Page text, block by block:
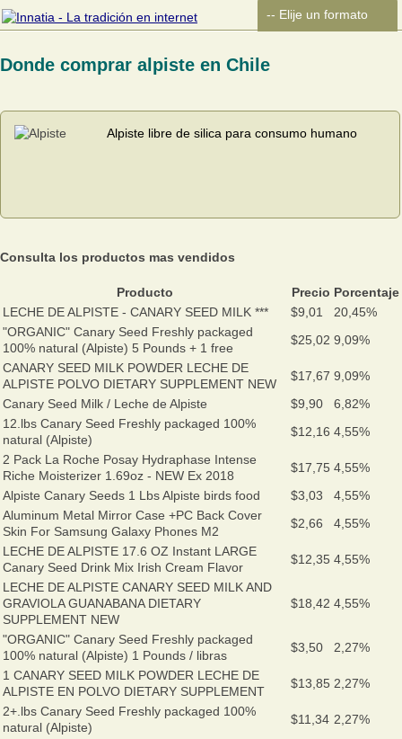
Donde comprar alpiste en Chile
Alpiste libre de silica para consumo humano
Consulta los productos mas vendidos
Producto Precio Porcentaje
LECHE DE ALPISTE - CANARY SEED MILK ***
$9,01
20,45%
"ORGANIC" Canary Seed Freshly packaged
100% natural (Alpiste) 5 Pounds + 1 free
$25,02 9,09%
CANARY SEED MILK POWDER LECHE DE
ALPISTE POLVO DIETARY SUPPLEMENT NEW
$17,67 9,09%
Canary Seed Milk / Leche de Alpiste
$9,90
6,82%
12.lbs Canary Seed Freshly packaged 100%
natural (Alpiste)
$12,16 4,55%
2 Pack La Roche Posay Hydraphase Intense
Riche Moisterizer 1.69oz - NEW Ex 2018
$17,75 4,55%
Alpiste Canary Seeds 1 Lbs Alpiste birds food
$3,03
4,55%
Aluminum Metal Mirror Case +PC Back Cover
Skin For Samsung Galaxy Phones M2
$2,66
4,55%
LECHE DE ALPISTE 17.6 OZ Instant LARGE
Canary Seed Drink Mix Irish Cream Flavor
$12,35 4,55%
LECHE DE ALPISTE CANARY SEED MILK AND
GRAVIOLA GUANABANA DIETARY
SUPPLEMENT NEW
$18,42 4,55%
"ORGANIC" Canary Seed Freshly packaged
100% natural (Alpiste) 1 Pounds / libras
$3,50
2,27%
1 CANARY SEED MILK POWDER LECHE DE
ALPISTE EN POLVO DIETARY SUPPLEMENT
$13,85 2,27%
2+.lbs Canary Seed Freshly packaged 100%
natural (Alpiste)
$11,34 2,27%